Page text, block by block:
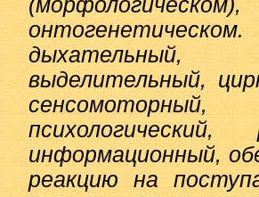
выделительный,
информационный,
реакцию на